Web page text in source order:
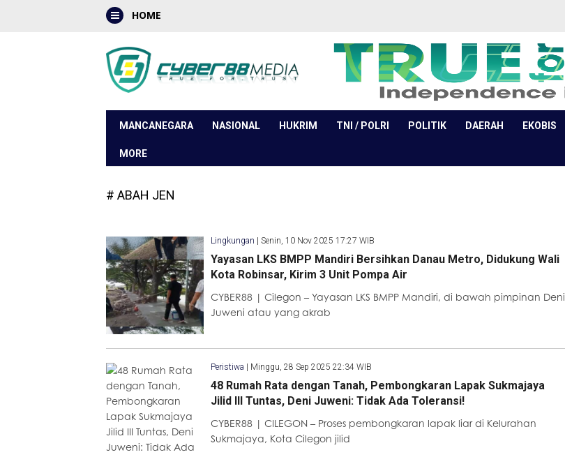
HOME
MANCANEGARA NASIONAL HUKRIM TNI / POLRI POLITIK DAERAH EKOBIS
MORE
# ABAH JEN
Lingkungan Senin, 10 Nov 2025 17:27 WIB
Yayasan LKS BMPP Mandiri Bersihkan Danau Metro, Didukung Wali
Kota Robinsar, Kirim 3 Unit Pompa Air
CYBER88 | Cilegon – Yayasan LKS BMPP Mandiri, di bawah pimpinan Deni
Juweni atau yang akrab
Peristiwa Minggu, 28 Sep 2025 22:34 WIB
48 Rumah Rata dengan Tanah, Pembongkaran Lapak Sukmajaya
Jilid III Tuntas, Deni Juweni: Tidak Ada Toleransi!
CYBER88 | CILEGON – Proses pembongkaran lapak liar di Kelurahan
Sukmajaya, Kota Cilegon jilid